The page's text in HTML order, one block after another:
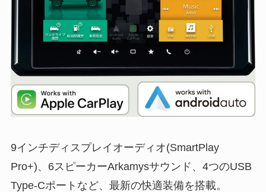
9インチディスプレイオーディオ(SmartPlay
Pro+)、6スピーカーArkamysサウンド、4つのUSB
Type-Cポートなど、最新の快適装備を搭載。